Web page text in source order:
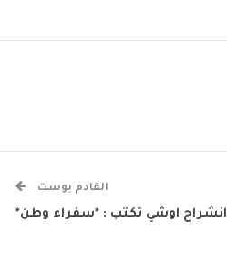
القادم بوست
انشراح اوشي تكتب : *سفراء وطن*